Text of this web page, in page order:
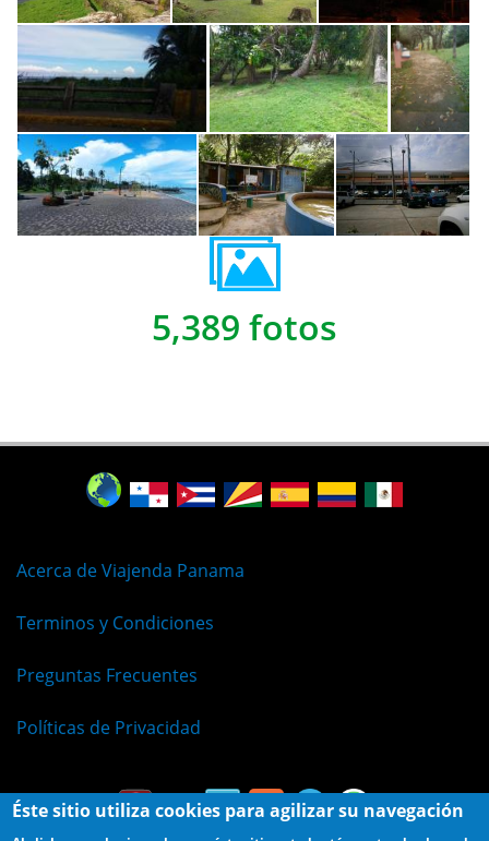
5,389 fotos
Acerca de Viajenda Panama
Terminos y Condiciones
Preguntas Frecuentes
Políticas de Privacidad
Éste sitio utiliza cookies para agilizar su navegación